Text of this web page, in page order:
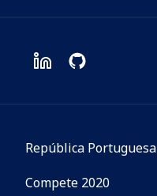
República Portuguesa
Compete 2020